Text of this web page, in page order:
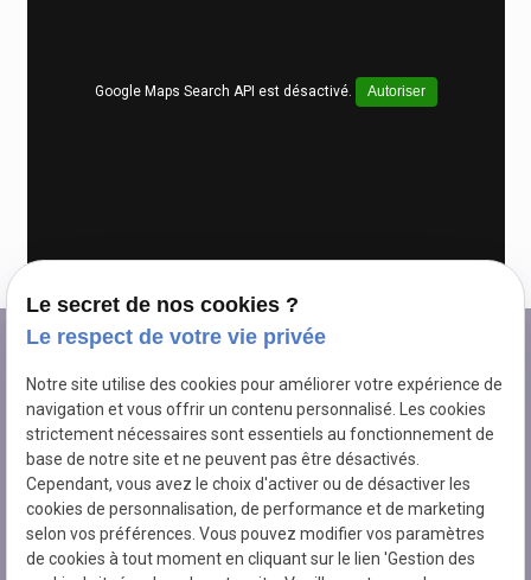
Google Maps Search API est désactivé. Autoriser
TRAVAUX FORESTIERS BUNOUT
Travaux forestiers et élagage
àLIVAROT-PAYS-D'AUGE
N° de Siret : 78965544600019
Le secret de nos cookies ?
Le respect de votre vie privée
Notre site utilise des cookies pour améliorer votre expérience de
navigation et vous offrir un contenu personnalisé. Les cookies
strictement nécessaires sont essentiels au fonctionnement de
base de notre site et ne peuvent pas être désactivés.
Cependant, vous avez le choix d'activer ou de désactiver les
cookies de personnalisation, de performance et de marketing
selon vos préférences. Vous pouvez modifier vos paramètres
de cookies à tout moment en cliquant sur le lien 'Gestion des